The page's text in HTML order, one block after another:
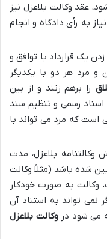
عقد وکالت بلاعزل نیز
به رأی دادگاه و انجام
یک قرارداد با توافق و
و مرد هر دو با یکدیگر
را برهم زنند و از بین
اسناد رسمی و تنظیم سند
است که مرد می تواند با
وکالتنامه بلاعزل، مدت
شده باشد (مثلاً وکالت
وکالت به صورت خودکار
نمی تواند به استناد آن
می شود دروکالت بلاعزل